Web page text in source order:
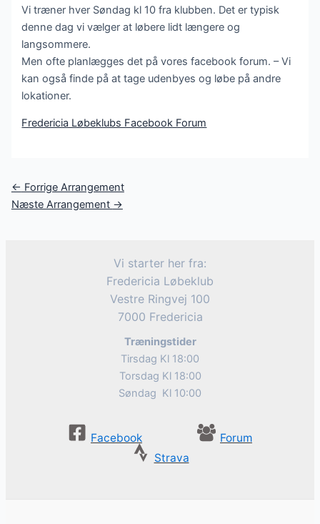
Vi træner hver Søndag kl 10 fra klubben. Det er typisk
denne dag vi vælger at løbere lidt længere og
langsommere.
Men ofte planlægges det på vores facebook forum. – Vi
kan også finde på at tage udenbyes og løbe på andre
lokationer.
Fredericia Løbeklubs Facebook Forum
Post
navigation
← Forrige Arrangement
Næste Arrangement →
Vi starter her fra:
Fredericia Løbeklub
Vestre Ringvej 100
7000 Fredericia
Træningstider
Tirsdag Kl 18:00
Torsdag Kl 18:00
Søndag Kl 10:00
Facebook
Forum
Strava